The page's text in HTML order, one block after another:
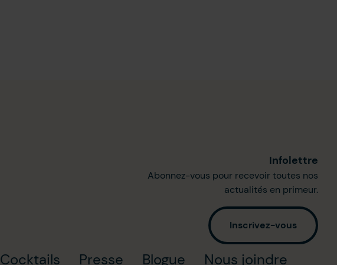
Infolettre
Abonnez-vous pour recevoir toutes nos
actualités en primeur.
Inscrivez-vous
Cocktails Presse Blogue Nous joindre